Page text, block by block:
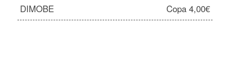
DIMOBE Copa 4,00€